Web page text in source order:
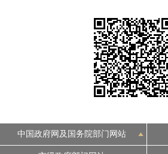
한국어
FRANÇAIS
العربية
ITALIANO
中国政府网及国务院部门网站